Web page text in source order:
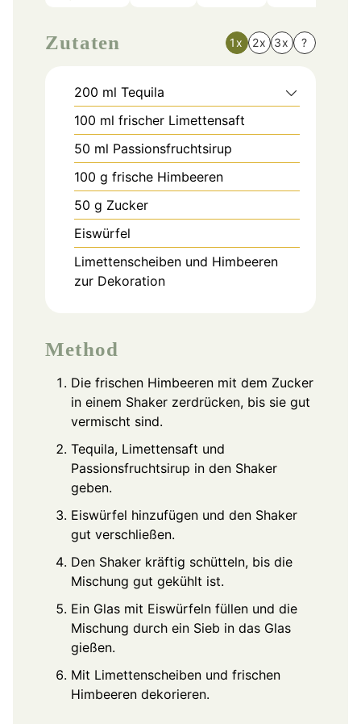
Zutaten 1x 2x 3x ?
200 ml Tequila
100 ml frischer Limettensaft
50 ml Passionsfruchtsirup
100 g frische Himbeeren
50 g Zucker
Eiswürfel
Limettenscheiben und Himbeeren
zur Dekoration
Method
Die frischen Himbeeren mit dem Zucker
in einem Shaker zerdrücken, bis sie gut
vermischt sind.
Tequila, Limettensaft und
Passionsfruchtsirup in den Shaker
geben.
Eiswürfel hinzufügen und den Shaker
gut verschließen.
Den Shaker kräftig schütteln, bis die
Mischung gut gekühlt ist.
Ein Glas mit Eiswürfeln füllen und die
Mischung durch ein Sieb in das Glas
gießen.
Mit Limettenscheiben und frischen
Himbeeren dekorieren.